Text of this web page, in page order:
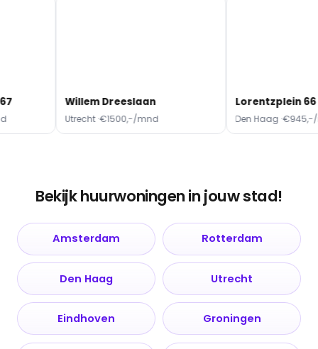
Willem Dreeslaan
Utrecht ·€1500,-/mnd
Lorentzplein 66
Den Haag ·€945,-/
Bekijk huurwoningen in jouw stad!
Amsterdam Rotterdam
Den Haag Utrecht
Eindhoven Groningen